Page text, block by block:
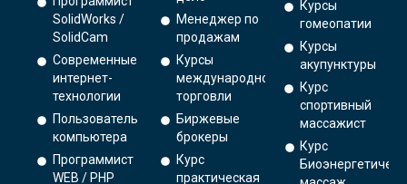
SolidWorks /
SolidCam
Современные
интернет-
технологии
Пользователь
компьютера
Программист
WEB / PHP
Менеджер по
продажам
Курсы
международной
торговли
Биржевые
брокеры
Курс
практическая
Курсы
гомеопатии
Курсы
акупунктуры
Курс
спортивный
массажист
Курс